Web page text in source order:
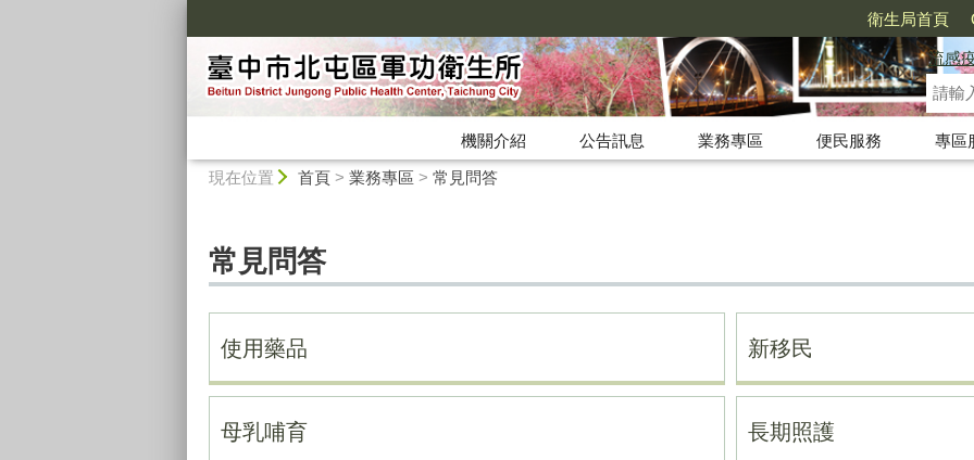
衛生局首頁
流感
機關介紹 公告訊息 業務專區 便民服務
專區
現在位置 首頁> 業務專區 > 常見問答
常見問答
使用藥品 新移民
母乳哺育 長期照護